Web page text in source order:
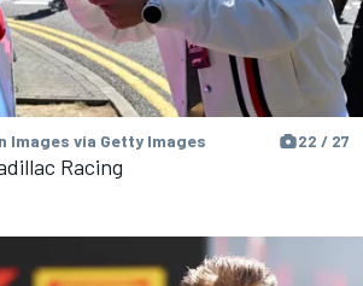
Images via Getty Images 22 / 27
Racing